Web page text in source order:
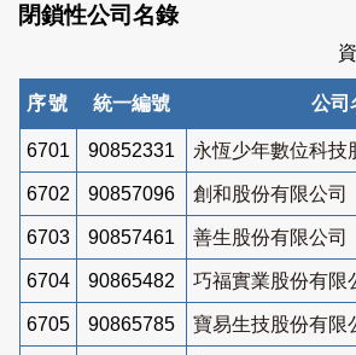
閉鎖性公司名錄
序號 統一編號 公司
6701 90852331 永恆少年數位科技
6702 90857096 創和股份有限公司
6703 90857461 善生股份有限公司
6704 90865482 巧福實業股份有限
6705 90865785 寶易生技股份有限